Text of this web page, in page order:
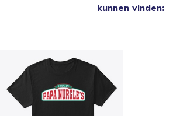
kunnen vinden: